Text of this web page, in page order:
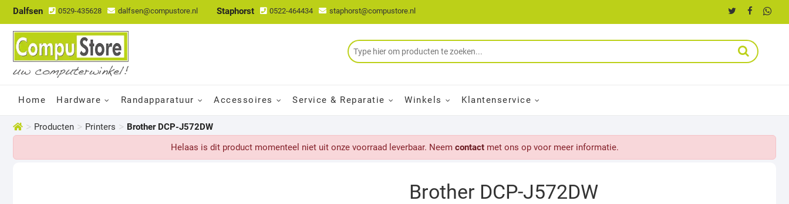
Dalfsen 0529-435628 dalfsen@compustore.nl Staphorst 0522-464434 staphorst@compustore.nl
Home Hardware Randapparatuur Accessoires Service & Reparatie Winkels Klantenservice
> Producten > Printers > Brother DCP-J572DW
Helaas is dit product momenteel niet uit onze voorraad leverbaar. Neem contactmet ons op voor meer informatie.
Brother DCP-J572DW